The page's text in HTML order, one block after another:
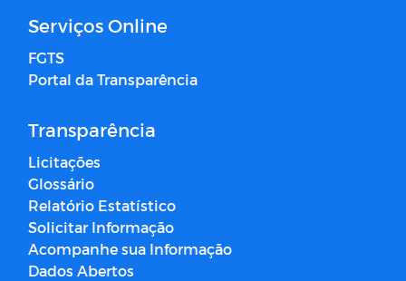
Serviços Online
FGTS
Portal da Transparência
Transparência
Licitações
Glossário
Relatório Estatístico
Solicitar Informação
Acompanhe sua Informação
Dados Abertos